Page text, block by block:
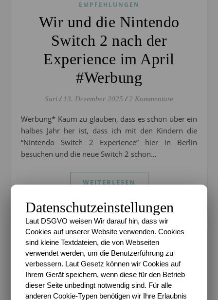
EMPFEHLUNGEN
Wir und die Nintendo
Switch 2 nach der
Experience im April
#Werbung
Sari / 13. Dezember 2025 / 2 Kommentare
Werbung* Kaum zu glauben, dass es schon über ein
halbes Jahr her ist, dass ich mit den Kindern die
“Nintendo Switch 2 Experience” hier in Berlin
besuchen und die neue Switch 2 schon…
WEITERLESEN
Datenschutzeinstellungen
Laut DSGVO weisen Wir darauf hin, dass wir
Cookies auf unserer Website verwenden. Cookies
sind kleine Textdateien, die von Webseiten
verwendet werden, um die Benutzerführung zu
verbessern. Laut Gesetz können wir Cookies auf
Ihrem Gerät speichern, wenn diese für den Betrieb
dieser Seite unbedingt notwendig sind. Für alle
anderen Cookie-Typen benötigen wir Ihre Erlaubnis